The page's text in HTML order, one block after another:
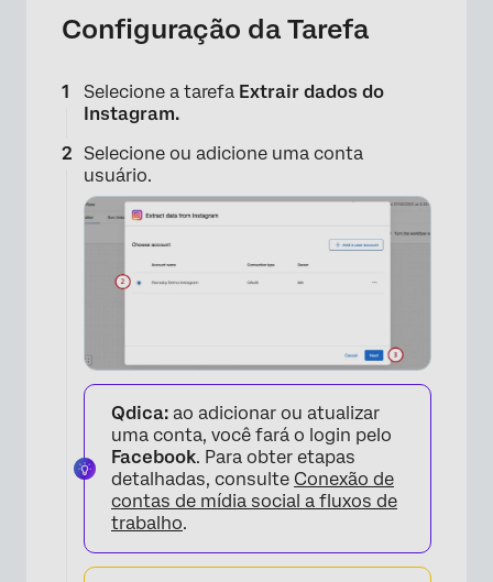
Configuração da Tarefa
Selecione a tarefa Extrair dados do
Instagram.
Selecione ou adicione uma conta
usuário.
Qdica: ao adicionar ou atualizar
uma conta, você fará o login pelo
Facebook. Para obter etapas
detalhadas, consulte Conexão de
contas de mídia social a fluxos de
trabalho.